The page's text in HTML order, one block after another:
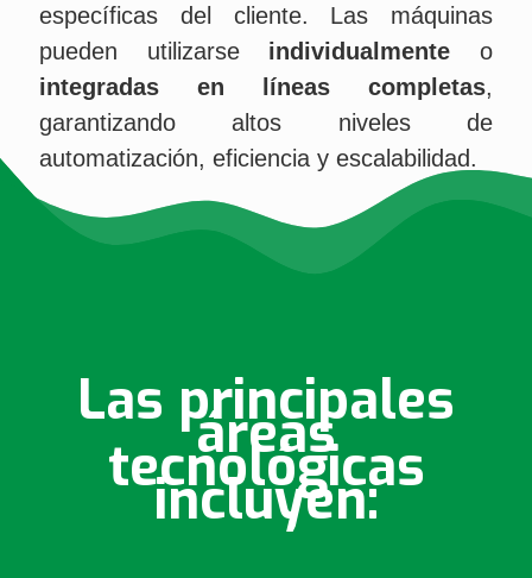
específicas del cliente. Las máquinas
pueden utilizarse individualmente o
integradas en líneas completas,
garantizando altos niveles de
automatización, eficiencia y escalabilidad.
Las principales
áreas
tecnológicas
incluyen: